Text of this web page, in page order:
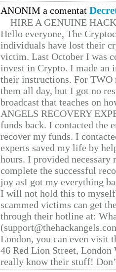
ANONIM a comentat
HIRE A GENUINE
Hello everyone, The
individuals have lost their
victim. Last October I was
invest in Crypto. I made
their instructions. For TWO
them all day, but I got no
broadcast that teaches on
ANGELS RECOVERY
funds back. I contacted the
recover my funds. I
experts saved my life by
hours. I provided
complete the successful
joy asI got my everything
I will not hold this to
scammed victims can get
through their hotline at:
London, you can even visit
46 Red Lion Street, London
really know their stuff!